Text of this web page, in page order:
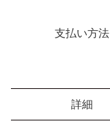
支払い方法
詳細